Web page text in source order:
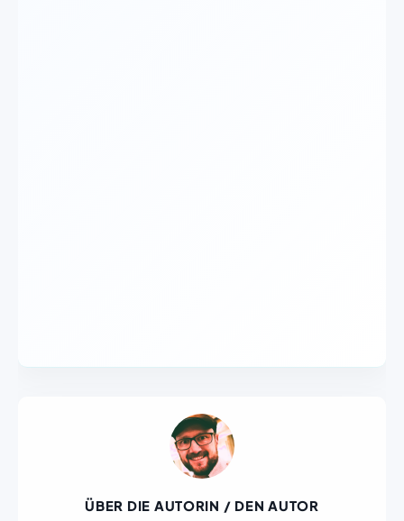
ÜBER DIE AUTORIN / DEN AUTOR